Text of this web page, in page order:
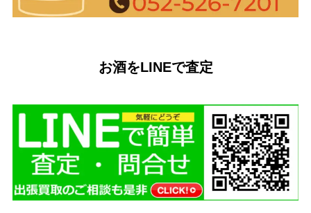
お酒をLINEで査定